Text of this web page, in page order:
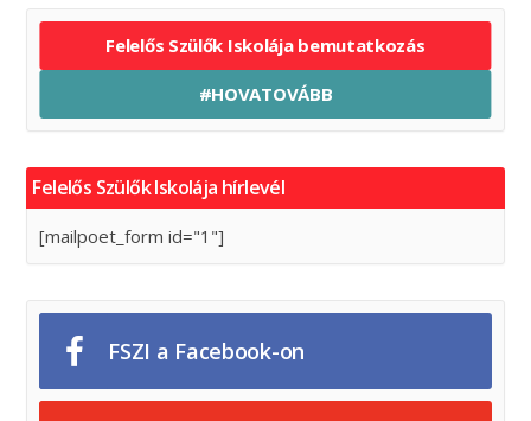
Felelős Szülők Iskolája bemutatkozás
#HOVATOVÁBB
Felelős Szülők Iskolája hírlevél
[mailpoet_form id="1"]
FSZI a Facebook-on